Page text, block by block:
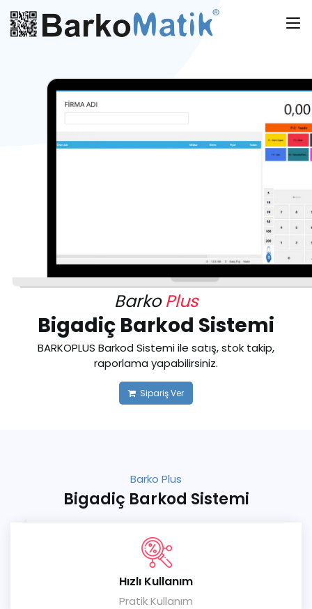
BarkoPlus
Bigadiç Barkod Sistemi
BARKOPLUS Barkod Sistemi ile satış, stok takip,
raporlama yapabilirsiniz.
Sipariş Ver
Barko Plus
Bigadiç Barkod Sistemi
Hızlı Kullanım
Pratik Kullanım